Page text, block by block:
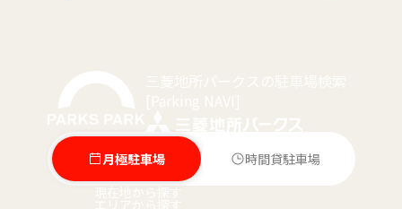
月極駐車場
時間貸駐車場
現在地から探す